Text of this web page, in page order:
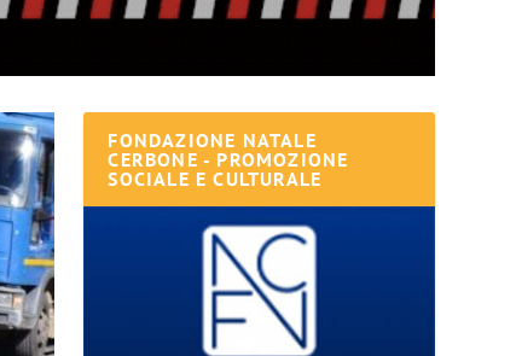
FONDAZIONE NATALE
CERBONE - PROMOZIONE
SOCIALE E CULTURALE